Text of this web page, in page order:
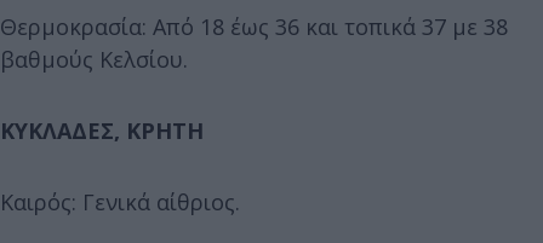
Θερμοκρασία: Από 18 έως 36 και τοπικά 37 με 38
βαθμούς Κελσίου.
ΚΥΚΛΑΔΕΣ, ΚΡΗΤΗ
Καιρός: Γενικά αίθριος.